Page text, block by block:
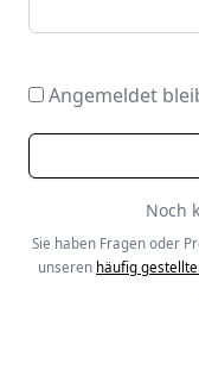
Angemeldet
Noch
Sie haben Fragen oder
unseren häufig